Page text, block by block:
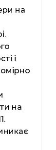
на
і
на